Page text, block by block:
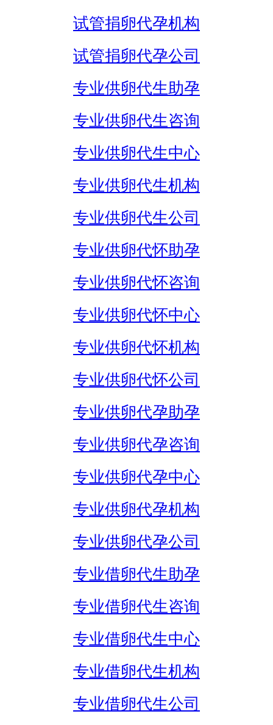
试管捐卵代孕机构
试管捐卵代孕公司
专业供卵代生助孕
专业供卵代生咨询
专业供卵代生中心
专业供卵代生机构
专业供卵代生公司
专业供卵代怀助孕
专业供卵代怀咨询
专业供卵代怀中心
专业供卵代怀机构
专业供卵代怀公司
专业供卵代孕助孕
专业供卵代孕咨询
专业供卵代孕中心
专业供卵代孕机构
专业供卵代孕公司
专业借卵代生助孕
专业借卵代生咨询
专业借卵代生中心
专业借卵代生机构
专业借卵代生公司